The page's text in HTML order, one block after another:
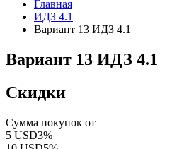
Главная
ИДЗ 4.1
Вариант 13 ИДЗ 4.1
Вариант 13 ИДЗ 4.1
Скидки
Сумма покупок от
5 USD3%